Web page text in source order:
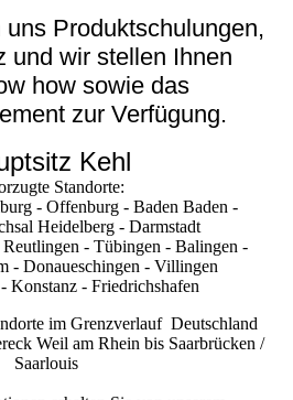
Produktschulungen,
und wir stellen Ihnen
how sowie das
zur Verfügung.
Kehl
Standorte:
- Offenburg - Baden Baden -
Heidelberg - Darmstadt
- Tübingen - Balingen -
- Donaueschingen - Villingen
Konstanz - Friedrichshafen
im Grenzverlauf Deutschland
Weil am Rhein bis Saarbrücken /
Saarlouis